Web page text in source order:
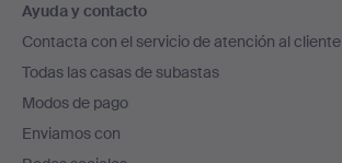
en
el
pie
de
página
Ayuda y contacto
Contacta con el servicio de atención al cliente
Todas las casas de subastas
Modos de pago
Enviamos con